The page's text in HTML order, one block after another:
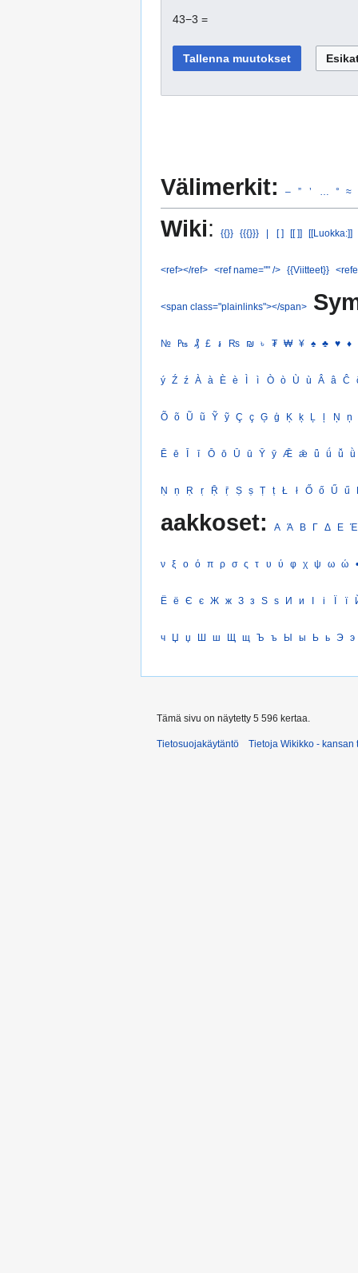
43−3 =
Välimerkit: – ” ’ ° ≈
Wiki: {{}} {{{}}} | [ ] [[ ]] [[Luokka:]]
<ref></ref> <ref name="" /> {{Viitteet}}
<span class="plainlinks"></span>
№ ₧ ₰ £ ៛ ₨ ₪ ৳ ₮ ₩ ¥ ♠ ♣ ♥ ♦
ý Ź ź À à È è Ì ì Ò ò Ù ù Â â Ĉ
Õ õ Ũ ũ Ỹ ỹ Ç ç Ģ ģ Ķ ķ Ļ ļ Ņ ņ
Ē ē Ī ī Ō ō Ū ū Ȳ ȳ Ǣ ǣ ǖ ǘ ǚ ǜ
Ṇ ṇ Ṛ ṛ Ṝ ṝ Ṣ ṣ Ṭ ṭ Ł ł Ő ő Ű ű
aakkoset: Α Ά Β Γ Δ Ε Έ
ν ξ ο ό π ρ σ ς τ υ ύ φ χ ψ ω ώ •
Ё ё Є є Ж ж З з Ѕ ѕ И и І і Ї ї
ч Џ џ Ш ш Щ щ Ъ ъ Ы ы Ь ь Э э
Tämä sivu on näytetty 5 596 kertaa.
Tietosuojakäytäntö Tietoja Wikikko - kansan